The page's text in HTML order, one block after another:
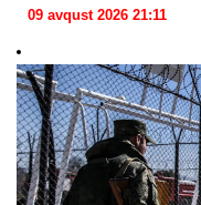
09 avqust 2026 21:11